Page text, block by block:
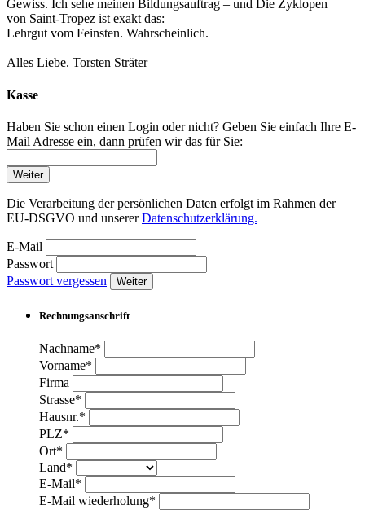
Gewiss. Ich sehe meinen Bildungsauftrag – und Die Zyklopen
von Saint-Tropez ist exakt das:
Lehrgut vom Feinsten. Wahrscheinlich.
Alles Liebe. Torsten Sträter
Kasse
Haben Sie schon einen Login oder nicht? Geben Sie einfach Ihre E-
Mail Adresse ein, dann prüfen wir das für Sie:
Weiter
Die Verarbeitung der persönlichen Daten erfolgt im Rahmen der
EU-DSGVO und unsererDatenschutzerklärung.
E-Mail
Passwort
Passwort vergessen
Weiter
Rechnungsanschrift
Nachname*
Vorname*
Firma
Strasse*
Hausnr.*
PLZ*
Ort*
Land*
E-Mail*
E-Mail wiederholung*